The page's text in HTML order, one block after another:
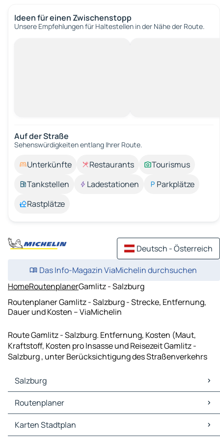
Ideen für einen Zwischenstopp
Unsere Empfehlungen für Haltestellen in der Nähe der Route.
Auf der Straße
Sehenswürdigkeiten entlang Ihrer Route.
Unterkünfte Restaurants
Tourismus
Tankstellen
Ladestationen
Parkplätze
Rastplätze
Deutsch - Österreich
Das Info-Magazin ViaMichelin durchsuchen
HomeRoutenplanerGamlitz - Salzburg
Routenplaner Gamlitz - Salzburg - Strecke, Entfernung,
Dauer und Kosten – ViaMichelin
Route Gamlitz - Salzburg. Entfernung, Kosten (Maut,
Kraftstoff, Kosten pro Insasse und Reisezeit Gamlitz -
Salzburg , unter Berücksichtigung des Straßenverkehrs
Salzburg
Salzburg Karten Stadtplan
Salzburg Verkehr
Salzburg Hotels
Salzburg Restaurants
Routenplaner
Routenplaner Salzburg - München
Routenplaner Salzburg - Linz
Karten Stadtplan